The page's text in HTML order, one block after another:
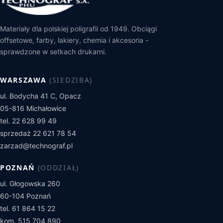
Proszki do Napylania Druku
Środki Czyszcząco Regenerujące
Kleje Wysokotopliwe
Klej ITR
Klej Montażowy
Klej CR
Zszywacze, Zszywki
Materiały Różne
Materiały dla polskiej poligrafii od 1949. Obciągi
offsetowe, farby, lakiery, chemia i akcesoria -
sprawdzone w setkach drukarni.
WARSZAWA(SIEDZIBA)
ul. Bodycha 41 C, Opacz
05-816 Michałowice
tel. 22 628 99 49
sprzedaż 22 621 78 54
zarzad@technograf.pl
POZNAŃ (ODDZIAŁ)
ul. Głogowska 260
60-104 Poznań
tel. 61 864 15 22
kom. 515 704 890